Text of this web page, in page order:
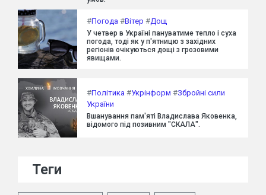
#Погода #Вітер #Дощ
У четвер в Україні пануватиме тепло і суха
погода, тоді як у п'ятницю з західних
регіонів очікуються дощі з грозовими
явищами.
#Політика #Укрінформ #Збройні сили
України
Вшанування пам'яті Владислава Яковенка,
відомого під позивним "СКАЛА".
Теги